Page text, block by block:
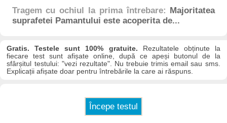
Tragem cu ochiul la prima întrebare:
Majoritatea
suprafetei Pamantului este acoperita de...
Gratis. Testele sunt 100% gratuite. Rezultatele obținute la
fiecare test sunt afișate online, după ce apeși butonul de la
sfârșitul testului: "vezi rezultate". Nu trebuie trimis email sau sms.
Explicații afișate doar pentru întrebările la care ai răspuns.